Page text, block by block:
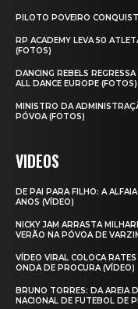
PILOTO POVEIRO
RP ACADEMY LEVA 50
(FOTOS)
DANCING REBELS
ALL DANCE EUROPE (FOTOS)
MINISTRO DA
PÓVOA (FOTOS)
VIDEOS
DE PAI PARA FILHO: A
ANOS (VÍDEO)
NICKY JAM ARRASTA
VERÃO NA PÓVOA DE
VÍDEO VIRAL COLOCA
ONDA DE PROCURA (VÍDEO)
BRUNO TORRES: DA AREIA
NACIONAL DE FUTEBOL DE